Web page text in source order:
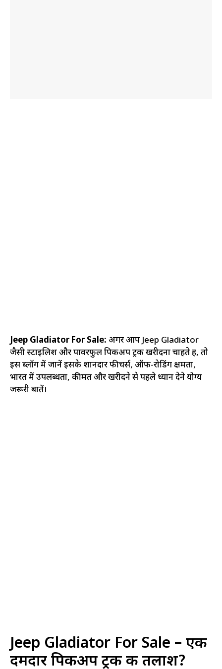
Jeep Gladiator For Sale: अगर आप Jeep Gladiator
जैसी स्टाइलिश और पावरफुल पिकअप ट्रक खरीदना चाहते हैं, तो
इस ब्लॉग में जानें इसके शानदार फीचर्स, ऑफ-रोडिंग क्षमता,
भारत में उपलब्धता, कीमत और खरीदने से पहले ध्यान देने योग्य
जरूरी बातें।
Jeep Gladiator For Sale – एक
दमदार पिकअप ट्रक की तलाश?